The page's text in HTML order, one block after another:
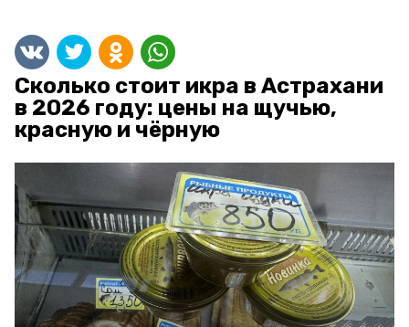
Сколько стоит икра в Астрахани
в 2026 году: цены на щучью,
красную и чёрную